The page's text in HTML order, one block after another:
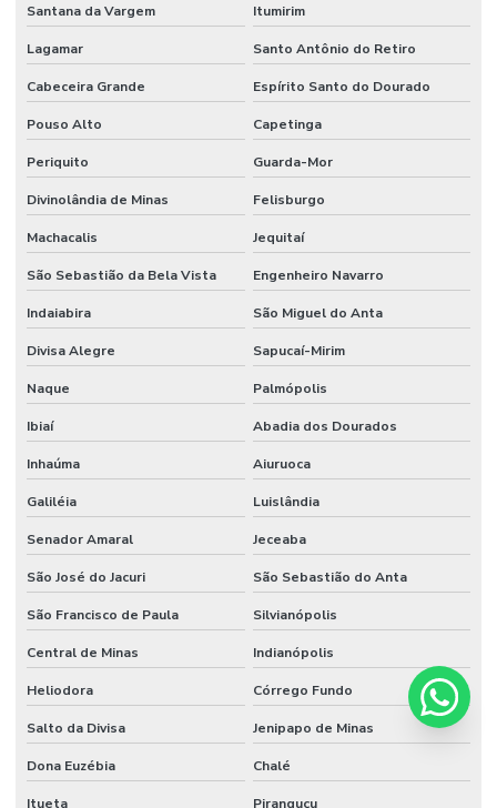
Santana da Vargem Itumirim
Lagamar Santo Antônio do Retiro
Cabeceira Grande Espírito Santo do Dourado
Pouso Alto Capetinga
Periquito Guarda-Mor
Divinolândia de Minas Felisburgo
Machacalis Jequitaí
São Sebastião da Bela Vista Engenheiro Navarro
Indaiabira São Miguel do Anta
Divisa Alegre Sapucaí-Mirim
Naque Palmópolis
Ibiaí Abadia dos Dourados
Inhaúma Aiuruoca
Galiléia Luislândia
Senador Amaral Jeceaba
São José do Jacuri São Sebastião do Anta
São Francisco de Paula Silvianópolis
Central de Minas Indianópolis
Heliodora Córrego Fundo
Salto da Divisa Jenipapo de Minas
Dona Euzébia Chalé
Itueta Piranguçu